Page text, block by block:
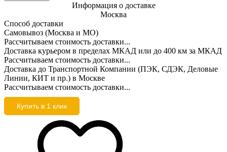
Информация о доставке
Москва
Способ доставки
Самовывоз (Москва и МО)
Рассчитываем стоимость доставки...
Доставка курьером в пределах МКАД или до 400 км за МКАД
Рассчитываем стоимость доставки...
Доставка до Транспортной Компании (ПЭК, СДЭК, Деловые
Линии, КИТ и пр.) в Москве
Рассчитываем стоимость доставки...
Купить в 1 клик